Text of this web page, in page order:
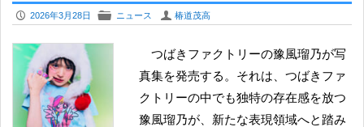
P 2026年3月28日 F ニュース U 椿道茂高
つばきファクトリーの豫風瑠乃が写
真集を発売する。それは、つばきファ
クトリーの中でも独特の存在感を放つ
豫風瑠乃が、新たな表現領域へと踏み